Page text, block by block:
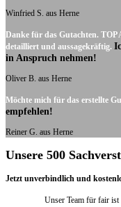
Winfried S. aus Herne
Danke für das Gutachten. TOP
detailliert und aussagekräftig.
in Anspruch nehmen!
Oliver B. aus Herne
Möchte mich für das erstellte
empfehlen!
Reiner G. aus Herne
Unsere 500
Jetzt unverbindlich und
Unser Team für fair